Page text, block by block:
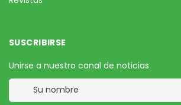
SUSCRIBIRSE
Unirse a nuestro canal de noticias